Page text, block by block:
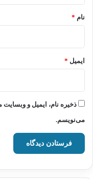
نام *
ایمیل *
ذخیره نام، ایمیل و
می‌نویسم.